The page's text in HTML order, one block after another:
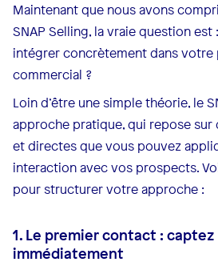
Maintenant que nous avons
SNAP Selling, la vraie question
intégrer concrètement dans votre
commercial ?
Loin d’être une simple théorie, le
approche pratique, qui repose sur
et directes que vous pouvez
interaction avec vos prospects.
pour structurer votre approche :
1. Le premier contact :
immédiatement